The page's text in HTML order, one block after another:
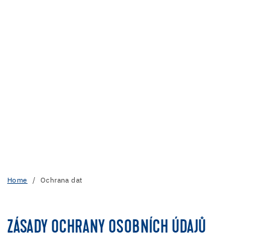
Home Ochrana dat
ZÁSADY OCHRANY OSOBNÍCH ÚDAJŮ